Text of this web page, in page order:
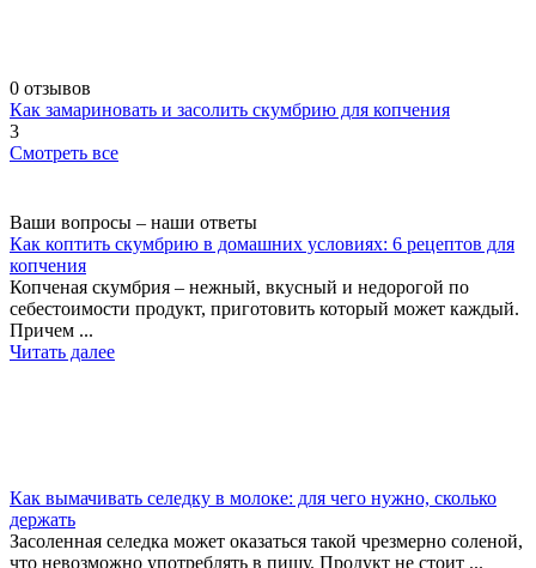
0 отзывов
Как замариновать и засолить скумбрию для копчения
3
Смотреть все
Ваши вопросы – наши ответы
Как коптить скумбрию в домашних условиях: 6 рецептов для
копчения
Копченая скумбрия – нежный, вкусный и недорогой по
себестоимости продукт, приготовить который может каждый.
Причем ...
Читать далее
Как вымачивать селедку в молоке: для чего нужно, сколько
держать
Засоленная селедка может оказаться такой чрезмерно соленой,
что невозможно употреблять в пищу. Продукт не стоит ...